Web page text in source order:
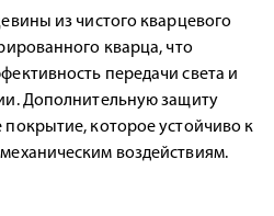
из чистого кварцевого
кварца, что
передачи света и
Дополнительную защиту
покрытие, которое устойчиво к
воздействиям.